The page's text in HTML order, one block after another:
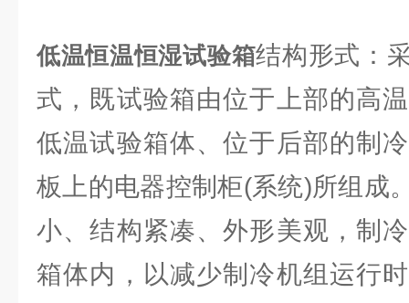
低温恒温恒湿试验箱结构形式：
式，既试验箱由位于上部的高
低温试验箱体、位于后部的制
板上的电器控制柜(系统)所组成
小、结构紧凑、外形美观，制
箱体内，以减少制冷机组运行